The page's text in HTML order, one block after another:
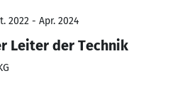
2022 - Apr. 2024
Leiter der Technik